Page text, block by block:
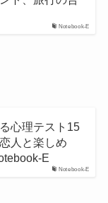
Notebook-E
Notebook-E
心理テスト15
人と楽しめ
E